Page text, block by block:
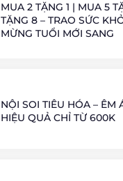
MUA 2 TẶNG 1 | MUA 5
TẶNG 8 – TRAO SỨC
MỪNG TUỔI MỚI SANG
NỘI SOI TIÊU HÓA – ÊM
HIỆU QUẢ CHỈ TỪ 600K